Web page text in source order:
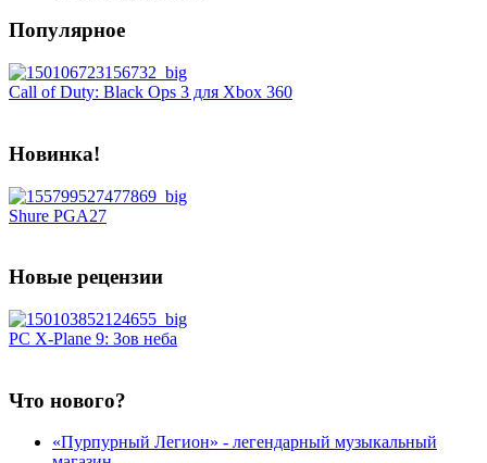
Популярное
Call of Duty: Black Ops 3 для Xbox 360
Новинка!
Shure PGA27
Новые рецензии
PC X-Plane 9: Зов неба
Что нового?
«Пурпурный Легион» - легендарный музыкальный